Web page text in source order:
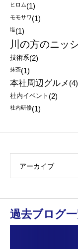
ヒロム(1)
モモサワ(1)
塩(1)
川の方のニッ
技術系(2)
抹茶(1)
本社周辺グルメ (4)
社内イベント (2)
社内研修(1)
アーカイブ
過去ブログ